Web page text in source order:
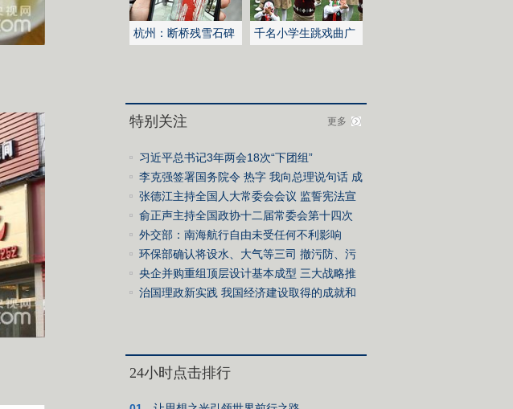
杭州：断桥残雪石碑
千名小学生跳戏曲广
特别关注 更多
习近平总书记3年两会18次“下团组”
李克强签署国务院令 热字 我向总理说句话 成
绩单
张德江主持全国人大常委会会议 监誓宪法宣
誓仪式
俞正声主持全国政协十二届常委会第十四次
会议
外交部：南海航行自由未受任何不利影响
环保部确认将设水、大气等三司 撤污防、污
控司
央企并购重组顶层设计基本成型 三大战略推
进并购
治国理政新实践 我国经济建设取得的成就和
24小时点击排行